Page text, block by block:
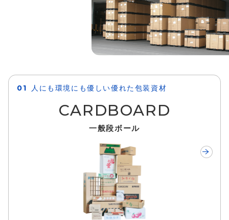
人にも環境にも優しい優れた包装資材
CARDBOARD
一般段ボール